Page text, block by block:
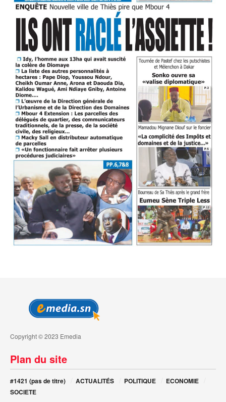
Copyright © 2023 Emedia
Plan du site
#1421 (pas de titre) ACTUALITÉS POLITIQUE
ECONOMIE
SOCIETE